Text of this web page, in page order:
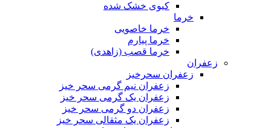
کیوی خشک شده
خرما
خرما خاصویی
خرما پیارم
خرما قصب (زاهدی)
زعفران
زعفران سحرخیز
زعفران نیم گرمی سحر خیز
زعفران یک گرمی سحر خیز
زعفران دو گرمی سحر خیز
زعفران یک مثقالی سحر خیز